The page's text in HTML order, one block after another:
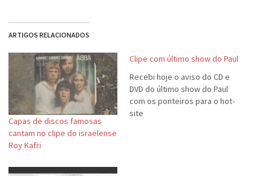
ARTIGOS RELACIONADOS
Capas de discos famosas
cantam no clipe do israelense
Roy Kafri
Clipe com último show do Paul
Recebi hoje o aviso do CD e
DVD do último show do Paul
com os ponteiros para o hot-
site